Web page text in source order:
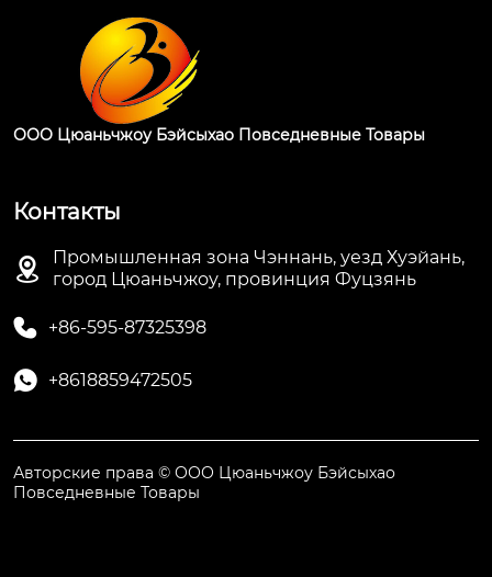
ООО Цюаньчжоу Бэйсыхао Повседневные Товары
Контакты

Промышленная зона Чэннань, уезд Хуэйань,
город Цюаньчжоу, провинция Фуцзянь
 +86-595-87325398
 +8618859472505
Авторские права © ООО Цюаньчжоу Бэйсыхао
Повседневные Товары